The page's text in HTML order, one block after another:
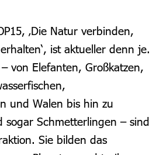
‚Die Natur verbinden,
ist aktueller denn je.
von Elefanten, Großkatzen,
und Walen bis hin zu
sogar Schmetterlingen – sind
Sie bilden das